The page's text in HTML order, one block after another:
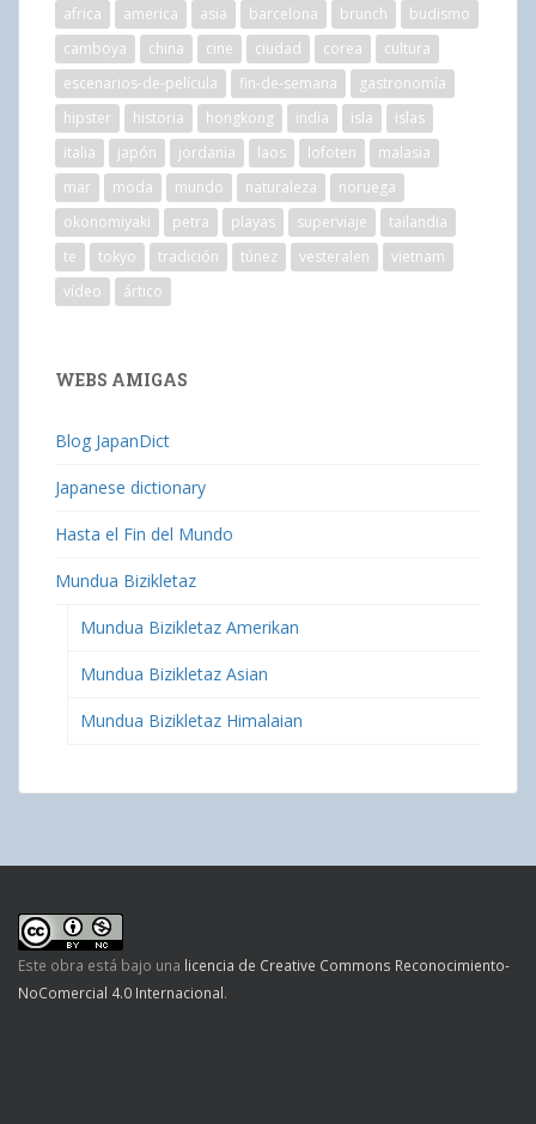
africa america asia barcelona brunch
budismo
camboya
china cine ciudad corea
cultura
escenarios-de-película
fin-de-semana
gastronomía
hipster
historia hongkong india isla
islas
italia
japón jordania laos lofoten
malasia
mar
moda mundo naturaleza
noruega
okonomiyaki
petra playas superviaje
tailandia
te
tokyo tradición túnez vesteralen
vietnam
vídeo
ártico
WEBS AMIGAS
Blog JapanDict
Japanese dictionary
Hasta el Fin del Mundo
Mundua Bizikletaz
Mundua Bizikletaz Amerikan
Mundua Bizikletaz Asian
Mundua Bizikletaz Himalaian
Este obra está bajo una licencia de Creative Commons Reconocimiento-
NoComercial 4.0 Internacional.